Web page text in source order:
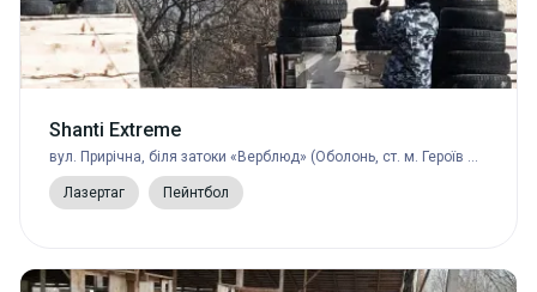
Shanti Extreme
вул. Прирічна, біля затоки «Верблюд» (Оболонь, ст. м. Героїв Дніпра);
Лазертаг Пейнтбол